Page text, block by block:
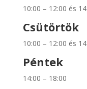
10:00 – 12:00 és
Csütörtök
10:00 – 12:00 és
Péntek
14:00 – 18:00